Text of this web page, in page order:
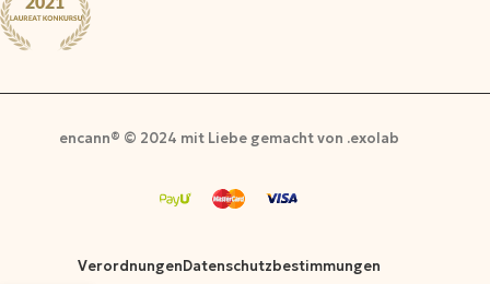
encann® © 2024 mit Liebe gemacht von .exolab
VerordnungenDatenschutzbestimmungen